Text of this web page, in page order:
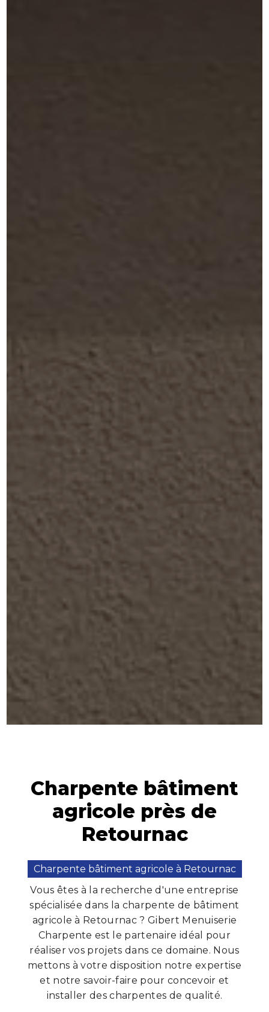
Charpente bâtiment
agricole près de
Retournac
Charpente bâtiment agricole à Retournac
Vous êtes à la recherche d'une entreprise
spécialisée dans la charpente de bâtiment
agricole à Retournac ? Gibert Menuiserie
Charpente est le partenaire idéal pour
réaliser vos projets dans ce domaine. Nous
mettons à votre disposition notre expertise
et notre savoir-faire pour concevoir et
installer des charpentes de qualité.